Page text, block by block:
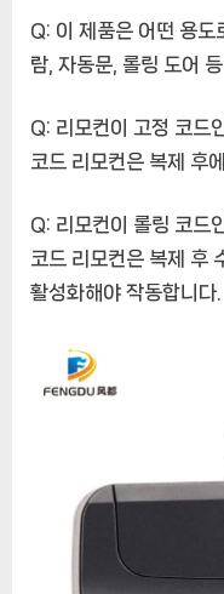
Q: 이 제품은 어떤 용
람, 자동문, 롤링 도어
Q: 리모컨이 고정 코드
코드 리모컨은 복제 후
Q: 리모컨이 롤링 코드
코드 리모컨은 복제 후
활성화해야 작동합니다.